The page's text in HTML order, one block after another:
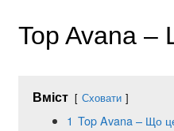
Top Avana –
Вміст Сховати
1 Top Avana – Що